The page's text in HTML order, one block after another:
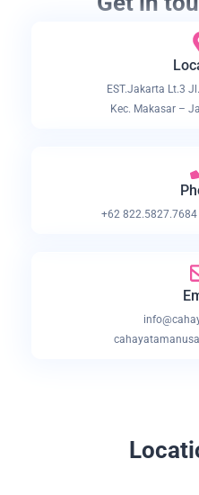
EST.Jakarta Lt.3
Kec. Makasar –
+62